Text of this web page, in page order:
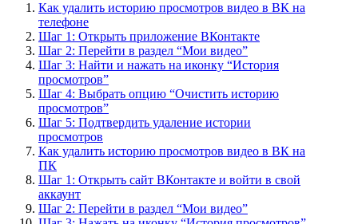
Как удалить историю просмотров видео в ВК на
телефоне
Шаг 1: Открыть приложение ВКонтакте
Шаг 2: Перейти в раздел “Мои видео”
Шаг 3: Найти и нажать на иконку “История
просмотров”
Шаг 4: Выбрать опцию “Очистить историю
просмотров”
Шаг 5: Подтвердить удаление истории
просмотров
Как удалить историю просмотров видео в ВК на
ПК
Шаг 1: Открыть сайт ВКонтакте и войти в свой
аккаунт
Шаг 2: Перейти в раздел “Мои видео”